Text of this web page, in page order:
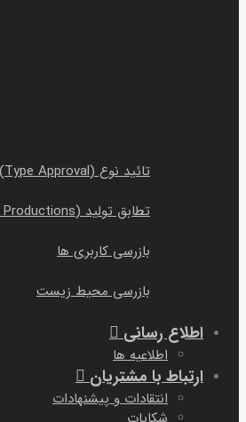
تائید نوع (Type Approval)
تطابق تولید (Conformity of Productions)
بازرسی کاربری ها
بازرسی محیط زیست
اطلاع رسانی
اطلاعیه ها
ارتباط با مشتریان
انتقادات و پیشنهادات